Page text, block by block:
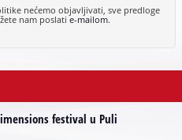
nećemo objavljivati, sve predloge
nam poslatie-mailom.
festival u Puli